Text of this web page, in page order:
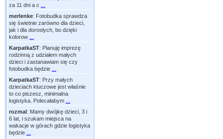
za 11 dni a c
merlenke: Fotobudka sprawdza
się świetnie zarówno dla dzieci,
jak i dla dorosłych, bo dzięki
kolorow
KarpatkaST: Planuję imprezę
rodzinną z udziałem małych
dzieci i zastanawiam się czy
fotobudka będzie
KarpatkaST: Przy małych
dzieciach kluczowe jest właśnie
to co piszesz, minimalna
logistyka. Polecałabym
rozmal: Mamy dwójkę dzieci, 3 i
6 lat, i szukam miejsca na
wakacje w górach gdzie logistyka
będzie